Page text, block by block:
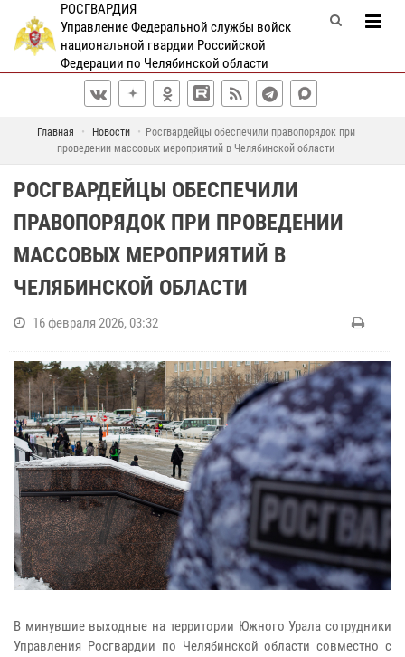
РОСГВАРДИЯ
Управление Федеральной службы войск
национальной гвардии Российской
Федерации по Челябинской области
Главная Новости
Росгвардейцы обеспечили правопорядок при
проведении массовых мероприятий в Челябинской области
РОСГВАРДЕЙЦЫ ОБЕСПЕЧИЛИ
ПРАВОПОРЯДОК ПРИ ПРОВЕДЕНИИ
МАССОВЫХ МЕРОПРИЯТИЙ В
ЧЕЛЯБИНСКОЙ ОБЛАСТИ
16 февраля 2026, 03:32
В минувшие выходные на территории Южного Урала сотрудники
Управления Росгвардии по Челябинской области совместно с